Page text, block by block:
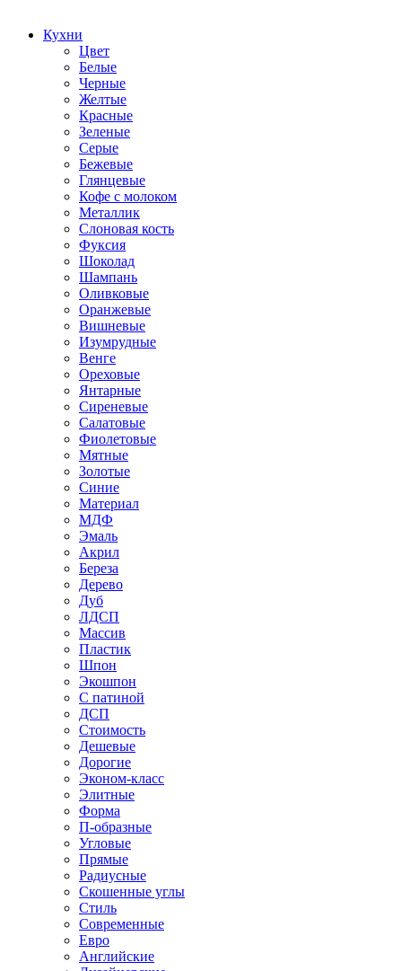
Кухни
Цвет
Белые
Черные
Желтые
Красные
Зеленые
Серые
Бежевые
Глянцевые
Кофе с молоком
Металлик
Слоновая кость
Фуксия
Шоколад
Шампань
Оливковые
Оранжевые
Вишневые
Изумрудные
Венге
Ореховые
Янтарные
Сиреневые
Салатовые
Фиолетовые
Мятные
Золотые
Синие
Материал
МДФ
Эмаль
Акрил
Береза
Дерево
Дуб
ЛДСП
Массив
Пластик
Шпон
Экошпон
С патиной
ДСП
Стоимость
Дешевые
Дорогие
Эконом-класс
Элитные
Форма
П-образные
Угловые
Прямые
Радиусные
Скошенные углы
Стиль
Современные
Евро
Английские